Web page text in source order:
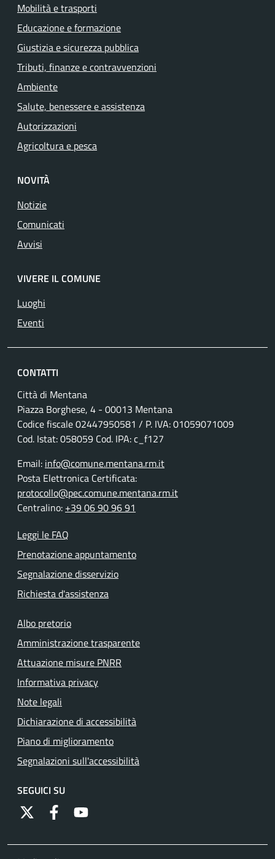
Mobilità e trasporti
Educazione e formazione
Giustizia e sicurezza pubblica
Tributi, finanze e contravvenzioni
Ambiente
Salute, benessere e assistenza
Autorizzazioni
Agricoltura e pesca
NOVITÀ
Notizie
Comunicati
Avvisi
VIVERE IL COMUNE
Luoghi
Eventi
CONTATTI
Città di Mentana
Piazza Borghese, 4 - 00013 Mentana
Codice fiscale02447950581 / P. IVA:01059071009
Cod. Istat: 058059 Cod. IPA: c_f127
Email: info@comune.mentana.rm.it
Posta Elettronica Certificata:
protocollo@pec.comune.mentana.rm.it
Centralino: +39 06 90 96 91
Leggi le FAQ
Prenotazione appuntamento
Segnalazione disservizio
Richiesta d'assistenza
Albo pretorio
Amministrazione trasparente
Attuazione misure PNRR
Informativa privacy
Note legali
Dichiarazione di accessibilità
Piano di miglioramento
Segnalazioni sull'accessibilità
SEGUICI SU
https://twitter.com/comunementana
https://www.facebook.com/Comune-di-
http://www.youtube.com/channel/